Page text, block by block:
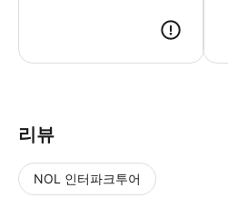
리뷰
NOL 인터파크투어